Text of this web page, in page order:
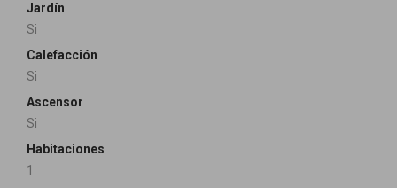
Jardín
Si
Calefacción
Si
Ascensor
Si
Habitaciones
1